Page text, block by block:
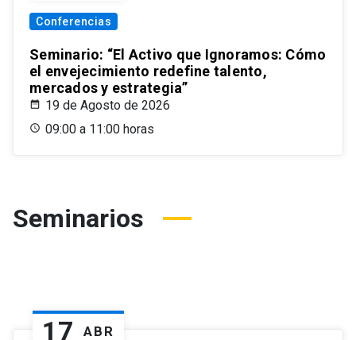
Conferencias
Seminario: “El Activo que Ignoramos: Cómo
el envejecimiento redefine talento,
mercados y estrategia”
19 de Agosto de 2026
09:00 a 11:00 horas
Seminarios
17 ABR